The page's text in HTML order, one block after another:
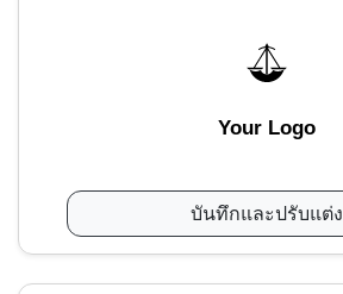
Your Logo
บันทึกและปรับแต่ง